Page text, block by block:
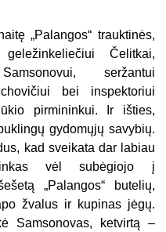
„Palangos“ trauktinės,
Čelitkai,
seržantui
bei inspektoriui
pirmininkui. Ir išties,
gydomųjų savybių.
kad sveikata dar labiau
vėl subėgiojo į
„Palangos“ butelių,
žvalus ir kupinas jėgų.
Samsonovas, ketvirtą –